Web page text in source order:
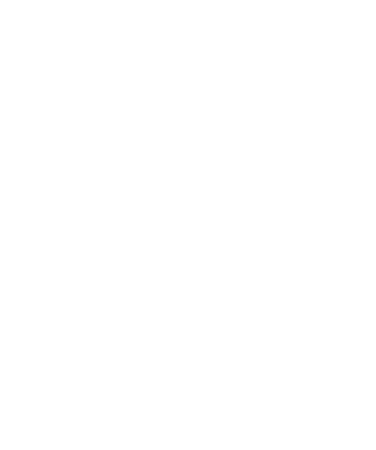
た理由